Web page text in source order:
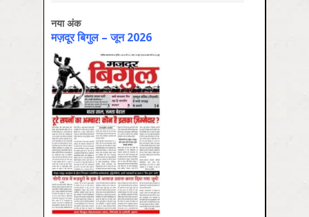
नया अंक
मज़दूर बिगुल – जून 2026